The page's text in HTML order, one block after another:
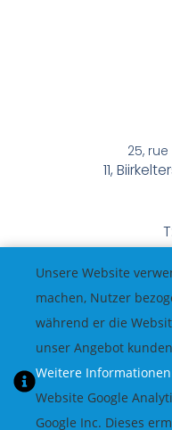
25,
11,
Unsere Website
machen, Nutzer
während er die
unser Angebot
Weitere Informationen
Website Google
Google Inc. Dieses